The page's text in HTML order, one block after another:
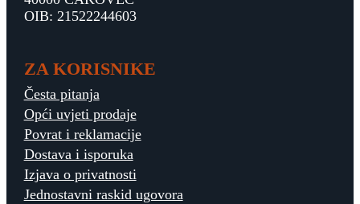
OIB: 21522244603
ZA KORISNIKE
Česta pitanja
Opći uvjeti prodaje
Povrat i reklamacije
Dostava i isporuka
Izjava o privatnosti
Jednostavni raskid ugovora